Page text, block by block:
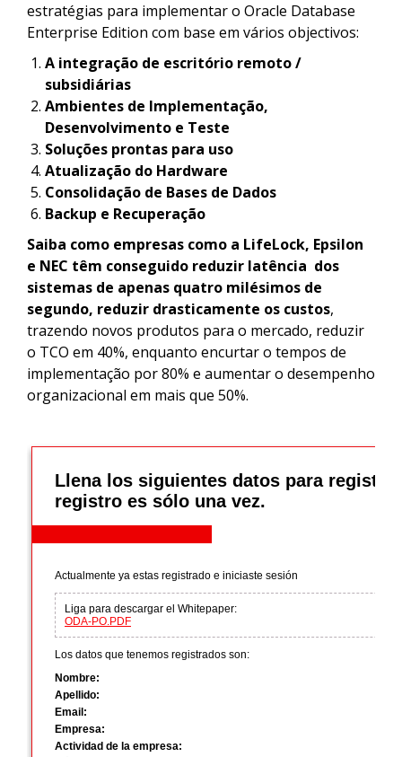
estratégias para implementar o Oracle Database
Enterprise Edition com base em vários objectivos:
A integração de escritório remoto /
subsidiárias
Ambientes de Implementação,
Desenvolvimento e Teste
Soluções prontas para uso
Atualização do Hardware
Consolidação de Bases de Dados
Backup e Recuperação
Saiba como empresas como a LifeLock, Epsilon
e NEC têm conseguido reduzir latência dos
sistemas de apenas quatro milésimos de
segundo, reduzir drasticamente os custos,
trazendo novos produtos para o mercado, reduzir
o TCO em 40%, enquanto encurtar o tempos de
implementação por 80% e aumentar o desempenho
organizacional em mais que 50%.